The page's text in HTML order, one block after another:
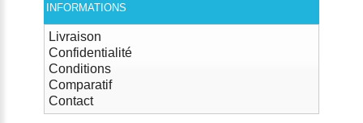
INFORMATIONS
Livraison
Confidentialité
Conditions
Comparatif
Contact